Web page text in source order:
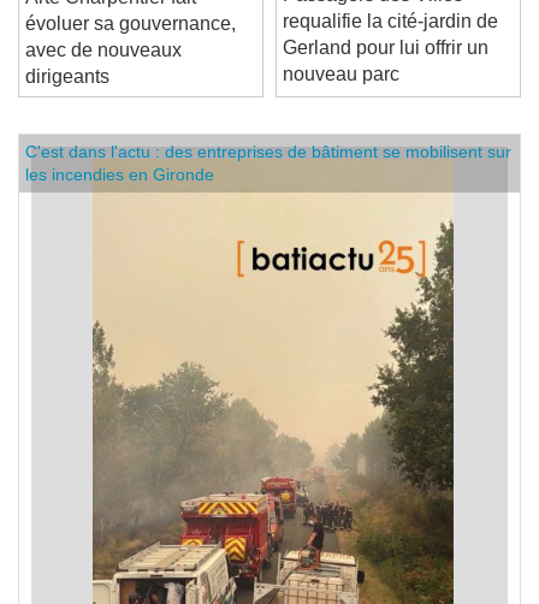
Arte Charpentier fait
évoluer sa gouvernance,
avec de nouveaux
dirigeants
Passagers des Villes
requalifie la cité-jardin de
Gerland pour lui offrir un
nouveau parc
C'est dans l'actu : des entreprises de bâtiment se mobilisent sur
les incendies en Gironde